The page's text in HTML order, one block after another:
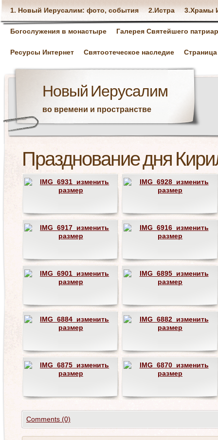
1. Новый Иерусалим: фото, события 2.Истра 3.Храмы
Богослужения в монастыре Галерея Святейшего
Ресурсы Интернет Святоотеческое наследие
Новый Иерусалим
во времени и пространстве
Празднование дня
Comments (0)